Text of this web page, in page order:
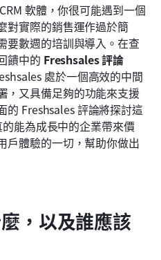
軟體，你很可能遇到一個
對實際的銷售運作過於簡
要數週的培訓與導入。在查
饋中的 Freshsales 評論
處於一個高效的中間
又具備足夠的功能來支援
的 Freshsales 評論將探討這
能為成長中的企業帶來價
戶體驗的一切，幫助你做出
，以及誰應該
體的方式
是否適合你